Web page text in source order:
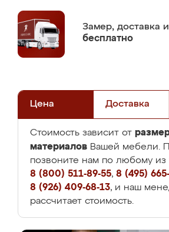
Замер, доставка
бесплатно
Цена Доставка
Стоимость зависит от
материалов Вашей мебели.
позвоните нам по любому из
8 (800) 511-89-55, 8 (495)
8 (926) 409-68-13, и наш
рассчитает стоимость.